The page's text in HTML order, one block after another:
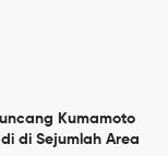
Kumamoto
di Sejumlah Area